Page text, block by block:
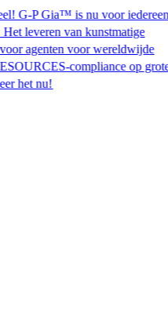
P Gia™ is nu voor iedereen
van kunstmatige
voor wereldwijde
compliance op grote
nu!​​